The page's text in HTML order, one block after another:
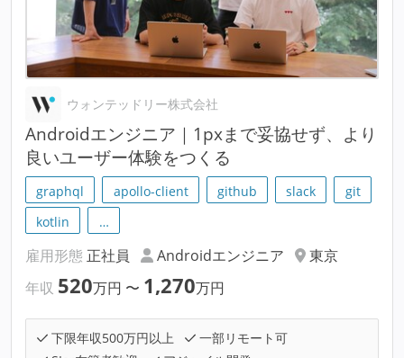
ウォンテッドリー株式会社
Androidエンジニア｜1pxまで妥協せず、より
良いユーザー体験をつくる
graphql apollo-client github slack
git
kotlin
…
雇用形態 正社員 Androidエンジニア
東京
年収 520万円 〜 1,270万円
下限年収500万円以上
一部リモート可